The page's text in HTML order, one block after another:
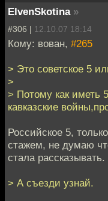
ElvenSkotina »
#306 | 12.10.07 18:14
Кому: вован, #265
> Это советское 5
>
> Потому как иметь
кавказские
Российское 5,
стажем, не думаю
стала рассказывать.
> А съезди узнай.